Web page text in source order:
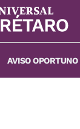
AVISO OPORTUNO